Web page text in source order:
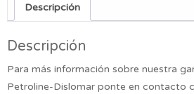
Descripción
Descripción
Para más información sobre nuestra
Petroline-Dislomar ponte en contacto